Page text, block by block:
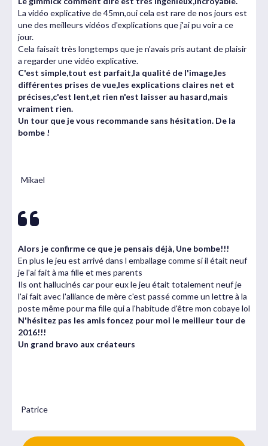
La vidéo explicative de 45mn,oui cela est rare de nos jours est
une des meilleurs vidéos d'explications que j'ai pu voir a ce
jour.
Cela faisait très longtemps que je n'avais pris autant de plaisir
a regarder une vidéo explicative.
C'est simple,tout est parfait,la qualité de l'image,les
différentes prises de vue,les explications claires net et
précises,c'est lent,et rien n'est laisser au hasard,mais
vraiment rien.
Un tour que je vous recommande sans hésitation. De la
bombe !
Mikael
Alors je confirme ce que je pensais déjà, Une bombe!!!
En plus le jeu est arrivé dans l emballage comme si il était neuf
je l'ai fait à ma fille et mes parents
Ils ont hallucinés car pour eux le jeu était totalement neuf je
l'ai fait avec l'alliance de mère c'est passé comme un lettre à la
poste même pour ma fille qui a l'habitude d'être mon cobaye lol
N'hésitez pas les amis foncez pour moi le meilleur tour de
2016!!!
Un grand bravo aux créateurs
Patrice